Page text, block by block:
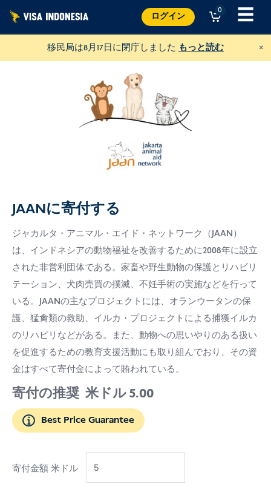
ン
ログイン
0 ☰
移民局は8月17日に閉庁しました もっと読む ×
JAANに寄付する
ジャカルタ・アニマル・エイド・ネットワーク（JAAN）
は、インドネシアの動物福祉を改善するために2008年に設立
された非営利団体である。家畜や野生動物の保護とリハビリ
テーション、犬肉売買の撲滅、不妊手術の実施などを行って
いる。JAANの主なプロジェクトには、オランウータンの保
護、猛禽類の救助、イルカ・プロジェクトによる捕獲イルカ
のリハビリなどがある。また、動物への思いやりのある扱い
を促進するための教育支援活動にも取り組んでおり、その資
金はすべて寄付金によって賄われている。
寄付の推奨 米ドル5.00
Best Price Guarantee
寄付金額 米ドル
JAANに寄付する
あらゆる動物を助ける
米ドル 寄付する